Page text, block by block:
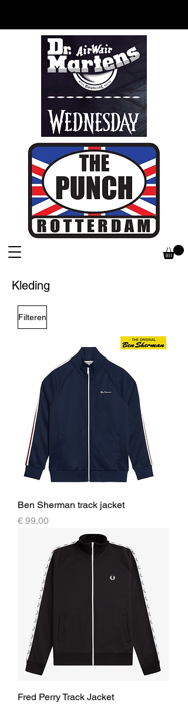
Kleding
Filteren
Ben Sherman track jacket
Prijs
€ 99,00
Fred Perry Track Jacket